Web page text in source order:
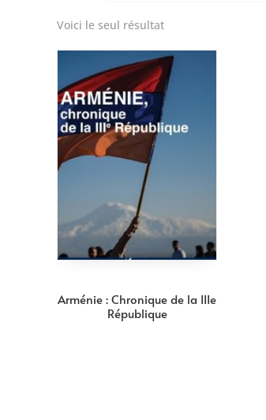
Voici le seul résultat
Arménie : Chronique de la IIIe
République